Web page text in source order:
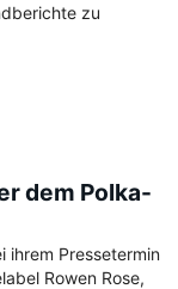
zu
dem Polka-
ihrem Pressetermin
Rowen Rose,